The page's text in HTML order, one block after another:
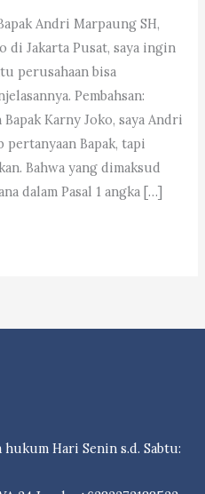
Andri Marpaung SH,
di Jakarta Pusat, saya ingin
perusahaan bisa
Pembahsan:
Karny Joko, saya Andri
pertanyaan Bapak, tapi
Bahwa yang dimaksud
dalam Pasal 1 angka […]
Hari Senin s.d. Sabtu: